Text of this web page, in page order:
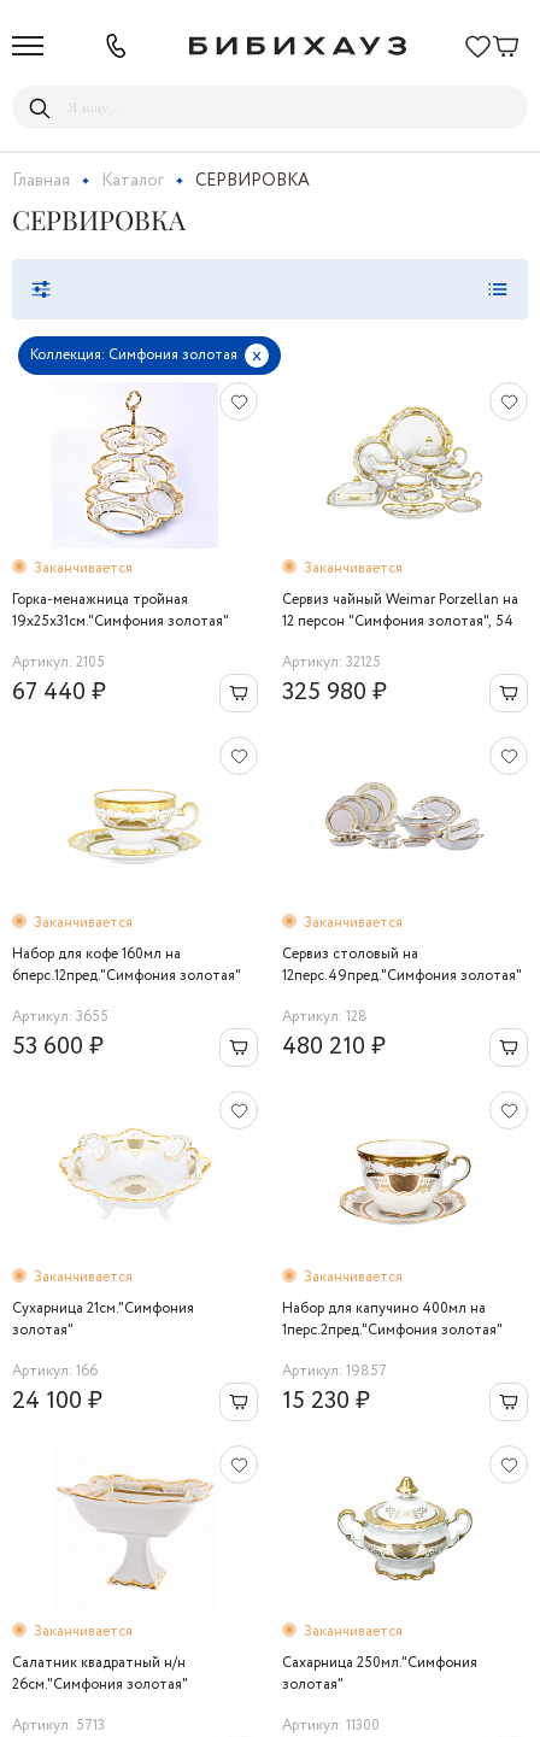
Главная Каталог СЕРВИРОВКА
СЕРВИРОВКА
Коллекция: Симфония золотая x
Заканчивается
Горка-менажница тройная
19х25х31см."Симфония золотая"
Артикул: 2105
67 440 ₽
Заканчивается
Сервиз чайный Weimar Porzellan на
12 персон "Симфония золотая", 54
Артикул: 32125
325 980 ₽
Заканчивается
Набор для кофе 160мл на
6перс.12пред."Симфония золотая"
Артикул: 3655
53 600 ₽
Заканчивается
Сервиз столовый на
12перс.49пред."Симфония золотая"
Артикул: 128
480 210 ₽
Заканчивается
Сухарница 21см."Симфония
золотая"
Артикул: 166
24 100 ₽
Заканчивается
Набор для капучино 400мл на
1перс.2пред."Симфония золотая"
Артикул: 19857
15 230 ₽
Заканчивается
Салатник квадратный н/н
26см."Симфония золотая"
Артикул: 5713
Заканчивается
Сахарница 250мл."Симфония
золотая"
Артикул: 11300